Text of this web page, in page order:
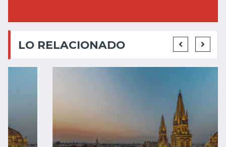
LO RELACIONADO